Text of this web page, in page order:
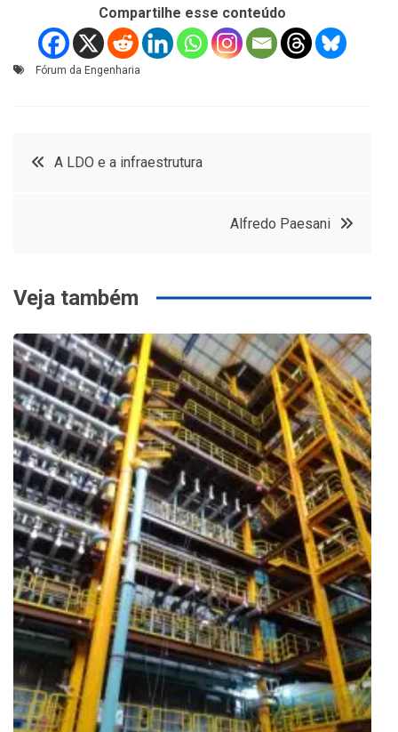
Compartilhe esse conteúdo
Fórum da Engenharia
Navegação
A LDO e a infraestrutura
Alfredo Paesani
Veja também